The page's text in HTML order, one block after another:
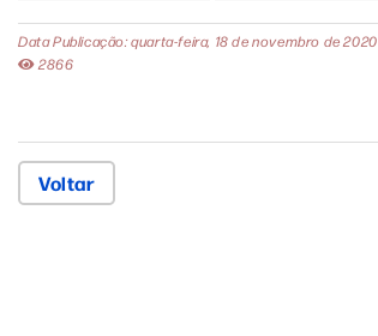
Data Publicação: quarta-feira, 18 de novembro de 2020
2866
Voltar